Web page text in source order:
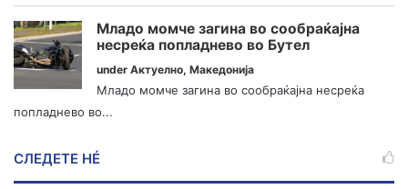
Младо момче загина во сообраќајна
несреќа попладнево во Бутел
under Актуелно, Македонија
Младо момче загина во сообраќајна несреќа
попладнево во...
СЛЕДЕТЕ НÉ